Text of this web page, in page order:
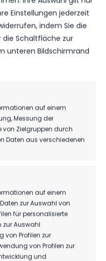
Einstellungen jederzeit
indem Sie die
Schaltfläche zur
unteren Bildschirmrand
auf einem
Messung der
von Zielgruppen durch
Daten aus verschiedenen
auf einem
zur Auswahl von
für personalisierte
zur Auswahl
von Profilen zur
von Profilen zur
und
SPONSORING